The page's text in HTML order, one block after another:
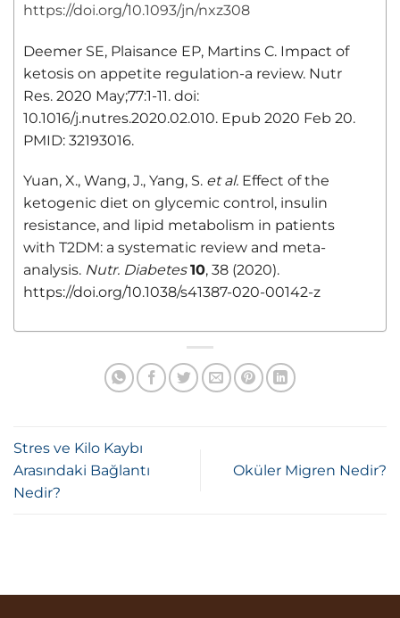
https://doi.org/10.1093/jn/nxz308
Deemer SE, Plaisance EP, Martins C. Impact of
ketosis on appetite regulation-a review. Nutr
Res. 2020 May;77:1-11. doi:
10.1016/j.nutres.2020.02.010. Epub 2020 Feb 20.
PMID: 32193016.
Yuan, X., Wang, J., Yang, S. et al. Effect of the
ketogenic diet on glycemic control, insulin
resistance, and lipid metabolism in patients
with T2DM: a systematic review and meta-
analysis. Nutr. Diabetes 10, 38 (2020).
https://doi.org/10.1038/s41387-020-00142-z
Stres ve Kilo Kaybı
Arasındaki Bağlantı
Nedir?
Oküler Migren Nedir?